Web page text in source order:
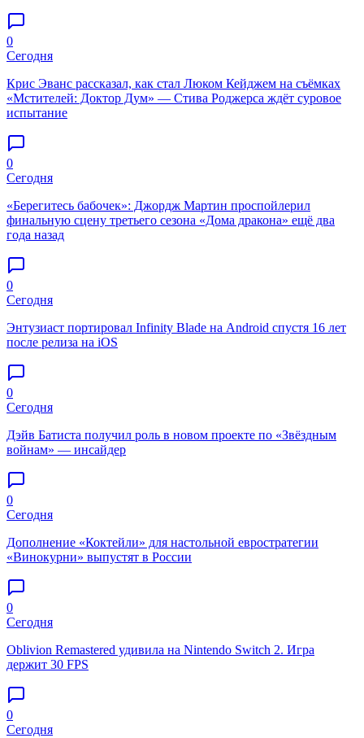
0
Сегодня
Крис Эванс рассказал, как стал Люком Кейджем на съёмках
«Мстителей: Доктор Дум» — Стива Роджерса ждёт суровое
испытание
0
Сегодня
«Берегитесь бабочек»: Джордж Мартин проспойлерил
финальную сцену третьего сезона «Дома дракона» ещё два
года назад
0
Сегодня
Энтузиаст портировал Infinity Blade на Android спустя 16 лет
после релиза на iOS
0
Сегодня
Дэйв Батиста получил роль в новом проекте по «Звёздным
войнам» — инсайдер
0
Сегодня
Дополнение «Коктейли» для настольной евростратегии
«Винокурни» выпустят в России
0
Сегодня
Oblivion Remastered удивила на Nintendo Switch 2. Игра
держит 30 FPS
0
Сегодня